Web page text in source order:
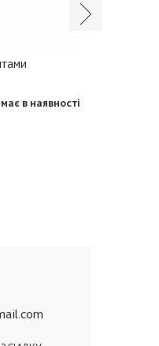
в наявності